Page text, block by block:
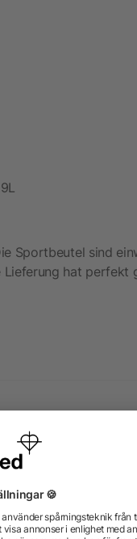
Sportbeutel sind
hat perfekt
från